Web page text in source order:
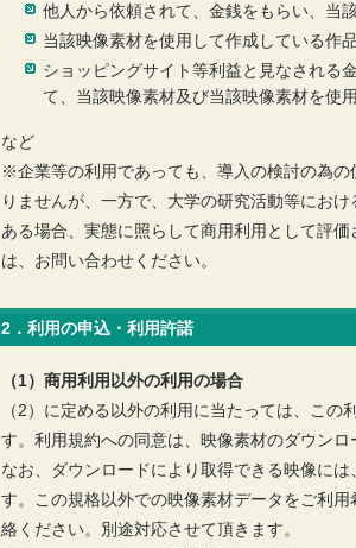
他人から依頼されて、金銭をもらい、当
当該映像素材を使用して作成している作
ショッピングサイト等利益と見なされる
て、当該映像素材及び当該映像素材を使
など
※企業等の利用であっても、導入の検討の為
りませんが、一方で、大学の研究活動等にお
ある場合、実態に照らして商用利用として評
は、お問い合わせください。
2．利用の申込・利用許諾
（1）商用利用以外の利用の場合
（2）に定める以外の利用に当たっては、こ
す。利用規約への同意は、映像素材のダウン
なお、ダウンロードにより取得できる映像に
す。この規格以外での映像素材データをご利
絡ください。別途対応させて頂きます。